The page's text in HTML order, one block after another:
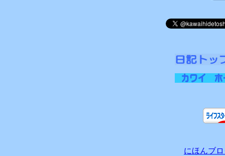
にほんブ